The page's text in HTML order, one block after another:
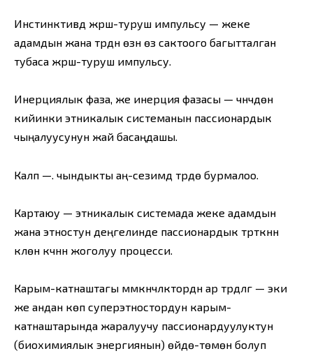
Инстинктивдүү жүрүш-туруш импульсу — жеке
адамдын жана түрдүн өзүн өзү сактоого багытталган
тубаса жүрүш-туруш импульсу.
Инерциялык фаза, же инерция фазасы — чүнчүүдөн
кийинки этникалык системанын пассионардык
чыңалуусунун жай басаңдашы.
Калп —. чындыкты аң-сезимдүү түрдө бурмалоо.
Картаюу — этникалык системада жеке адамдын
жана этностун деңгелинде пассионардык түрткүнүн
күүлөнүү күчүнүн жоголуу процесси.
Карым-катнаштагы мүмкүнчүлүктордүн ар түрдүүлүгү — эки
же андан көп суперэтностордун карым-
катнаштарында жаралуучу пассионардуулуктун
(биохимиялык энергиянын) өйдө-төмөн болуп